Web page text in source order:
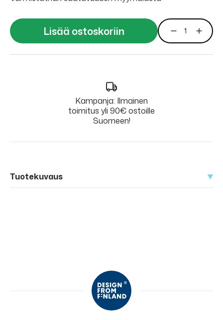
Lisää ostoskoriin
Kampanja: Ilmainen
toimitus yli 90€ ostoille
Suomeen!
Tuotekuvaus